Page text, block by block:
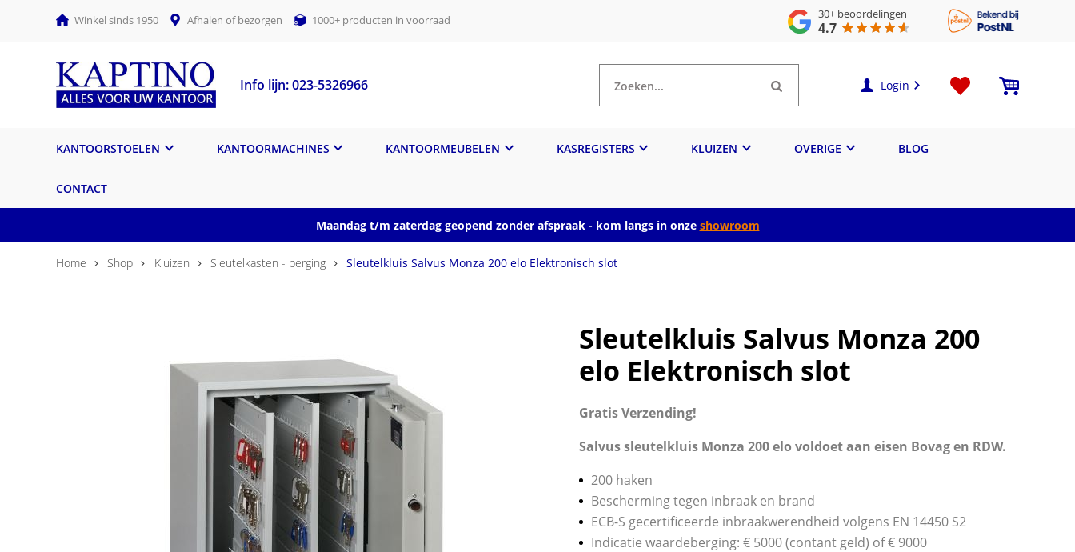
Winkel sinds 1950 Afhalen of bezorgen 1000+ producten in voorraad 30+ beoordelingen
4.7
Info lijn: 023-5326966 Zoeken... Login
KANTOORSTOELEN KANTOORMACHINES KANTOORMEUBELEN KASREGISTERS KLUIZEN OVERIGE BLOG
CONTACT
Maandag t/m zaterdag geopend zonder afspraak - kom langs in onze showroom
Home Shop Kluizen Sleutelkasten - berging Sleutelkluis Salvus Monza 200 elo Elektronisch slot
Sleutelkluis Salvus Monza 200
elo Elektronisch slot
Gratis Verzending!
Salvus sleutelkluis Monza 200 elo voldoet aan eisen Bovag en RDW.
200 haken
Bescherming tegen inbraak en brand
ECB-S gecertificeerde inbraakwerendheid volgens EN 14450 S2
Indicatie waardeberging: € 5000 (contant geld) of € 9000